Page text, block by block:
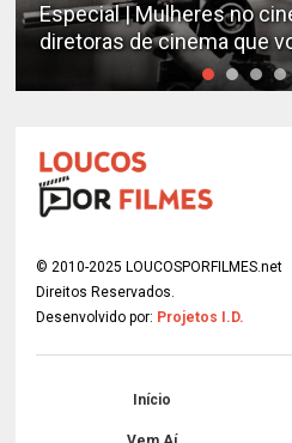
Especial | Mulheres no
diretoras de cinema que
© 2010-2025 LOUCOSPORFILMES.net
Direitos Reservados.
Desenvolvido por: Projetos I.D.
Início